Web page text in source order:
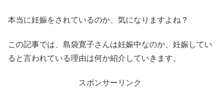
本当に妊娠をされているのか、気になりますよね？
この記事では、島袋寛子さんは妊娠中なのか、妊娠してい
ると言われている理由は何か紹介していきます。
スポンサーリンク